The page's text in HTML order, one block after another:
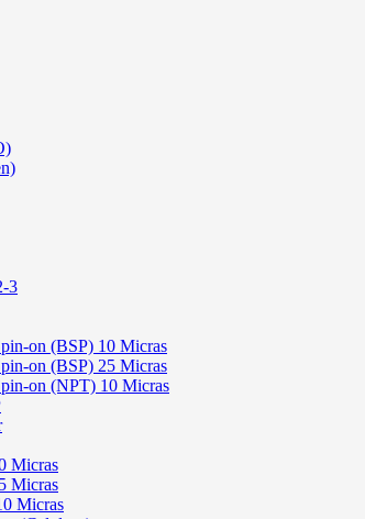
3
on (BSP) 10 Micras
on (BSP) 25 Micras
on (NPT) 10 Micras
Micras
Micras
Micras